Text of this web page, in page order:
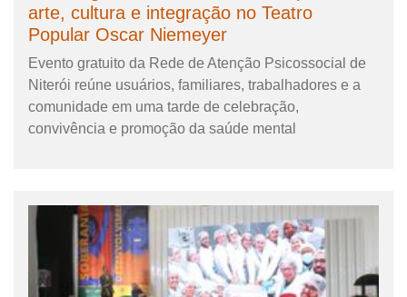
arte, cultura e integração no Teatro
Popular Oscar Niemeyer
Evento gratuito da Rede de Atenção Psicossocial de
Niterói reúne usuários, familiares, trabalhadores e a
comunidade em uma tarde de celebração,
convivência e promoção da saúde mental